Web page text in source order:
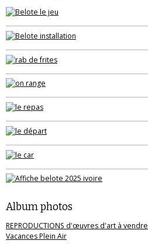
Album photos
REPRODUCTIONS d'œuvres d'art à vendre
Vacances Plein Air